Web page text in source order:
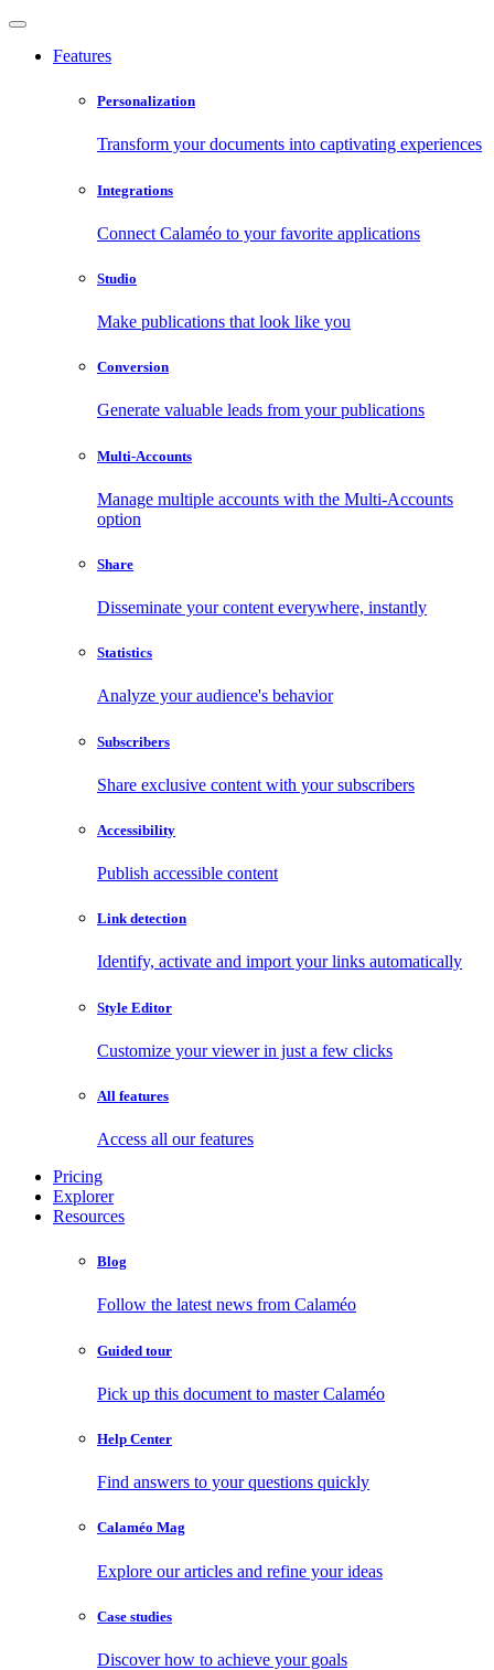
Features
Personalization
Transform your documents into captivating experiences
Integrations
Connect Calaméo to your favorite applications
Studio
Make publications that look like you
Conversion
Generate valuable leads from your publications
Multi-Accounts
Manage multiple accounts with the Multi-Accounts
option
Share
Disseminate your content everywhere, instantly
Statistics
Analyze your audience's behavior
Subscribers
Share exclusive content with your subscribers
Accessibility
Publish accessible content
Link detection
Identify, activate and import your links automatically
Style Editor
Customize your viewer in just a few clicks
All features
Access all our features
Pricing
Explorer
Resources
Blog
Follow the latest news from Calaméo
Guided tour
Pick up this document to master Calaméo
Help Center
Find answers to your questions quickly
Calaméo Mag
Explore our articles and refine your ideas
Case studies
Discover how to achieve your goals